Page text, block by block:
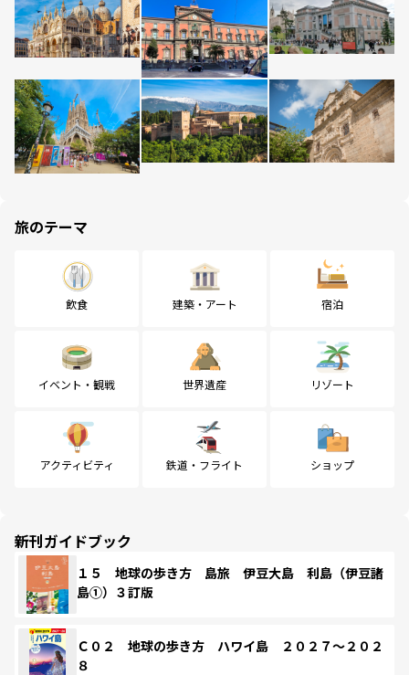
旅のテーマ
飲食 建築・アート 宿泊
イベント・観戦 世界遺産 リゾート
アクティビティ 鉄道・フライト ショップ
新刊ガイドブック
１５ 地球の歩き方 島旅 伊豆大島 利島（伊豆諸
島①）３訂版
Ｃ０２ 地球の歩き方 ハワイ島 ２０２７～２０２
８